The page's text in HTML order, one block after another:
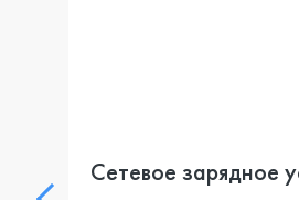
Сетевое зарядное